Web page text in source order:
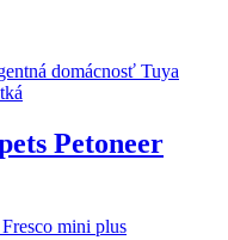
domácnosť Tuya
Petoneer
mini plus